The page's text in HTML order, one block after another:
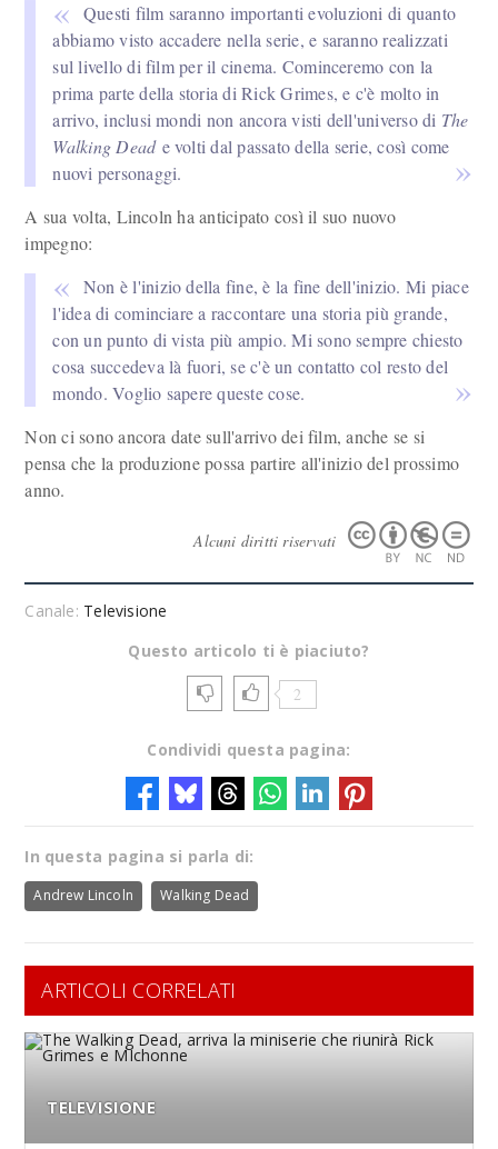
Questi film saranno importanti evoluzioni di quanto
abbiamo visto accadere nella serie, e saranno realizzati
sul livello di film per il cinema. Cominceremo con la
prima parte della storia di Rick Grimes, e c'è molto in
arrivo, inclusi mondi non ancora visti dell'universo di The
Walking Deade volti dal passato della serie, così come
nuovi personaggi.
A sua volta, Lincoln ha anticipato così il suo nuovo
impegno:
Non è l'inizio della fine, è la fine dell'inizio. Mi piace
l'idea di cominciare a raccontare una storia più grande,
con un punto di vista più ampio. Mi sono sempre chiesto
cosa succedeva là fuori, se c'è un contatto col resto del
mondo. Voglio sapere queste cose.
Non ci sono ancora date sull'arrivo dei film, anche se si
pensa che la produzione possa partire all'inizio del prossimo
anno.
Alcuni diritti riservati
Canale: Televisione
Questo articolo ti è piaciuto?
2
Condividi questa pagina:
In questa pagina si parla di:
Andrew Lincoln Walking Dead
ARTICOLI CORRELATI
TELEVISIONE